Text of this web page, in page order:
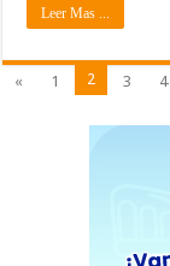
Leer Mas ...
« 1 2 3 4